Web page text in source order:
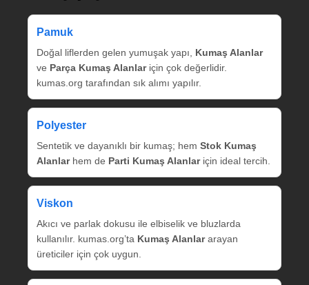
Pamuk
Doğal liflerden gelen yumuşak yapı, Kumaş Alanlar
ve Parça Kumaş Alanlariçin çok değerlidir.
kumas.org tarafından sık alımı yapılır.
Polyester
Sentetik ve dayanıklı bir kumaş; hem Stok Kumaş
Alanlarhem de Parti Kumaş Alanlariçin ideal tercih.
Viskon
Akıcı ve parlak dokusu ile elbiselik ve bluzlarda
kullanılır. kumas.org’ta Kumaş Alanlararayan
üreticiler için çok uygun.